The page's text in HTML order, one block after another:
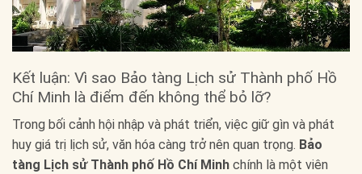
Kết luận: Vì sao Bảo tàng Lịch sử Thành phố Hồ
Chí Minh là điểm đến không thể bỏ lỡ?
Trong bối cảnh hội nhập và phát triển, việc giữ gìn và phát
huy giá trị lịch sử, văn hóa càng trở nên quan trọng. Bảo
tàng Lịch sử Thành phố Hồ Chí Minh chính là một viên